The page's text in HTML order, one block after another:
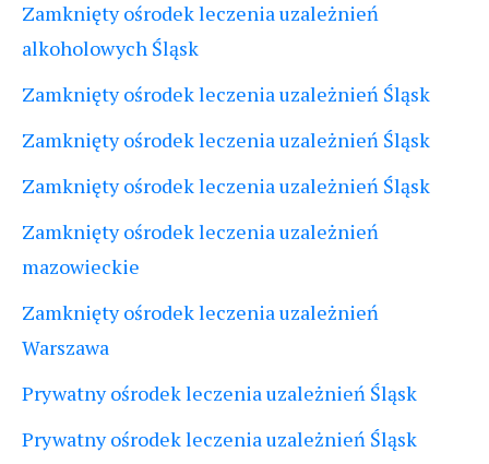
Zamknięty ośrodek leczenia uzależnień
alkoholowych Śląsk
Zamknięty ośrodek leczenia uzależnień Śląsk
Zamknięty ośrodek leczenia uzależnień Śląsk
Zamknięty ośrodek leczenia uzależnień Śląsk
Zamknięty ośrodek leczenia uzależnień
mazowieckie
Zamknięty ośrodek leczenia uzależnień
Warszawa
Prywatny ośrodek leczenia uzależnień Śląsk
Prywatny ośrodek leczenia uzależnień Śląsk